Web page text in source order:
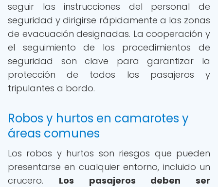
seguir las instrucciones del personal de
seguridad y dirigirse rápidamente a las zonas
de evacuación designadas. La cooperación y
el seguimiento de los procedimientos de
seguridad son clave para garantizar la
protección de todos los pasajeros y
tripulantes a bordo.
Robos y hurtos en camarotes y
áreas comunes
Los robos y hurtos son riesgos que pueden
presentarse en cualquier entorno, incluido un
crucero. Los pasajeros deben ser